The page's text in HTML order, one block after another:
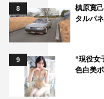
す。今回撮影が始ま
でき、いつもとは違
もあります。ラブも
作品ですので、多く
す。
8
槙原寛
タルパ
9
“現役女
色白美